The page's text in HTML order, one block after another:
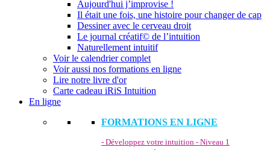
Aujourd'hui j’improvise !
Il était une fois, une histoire pour changer de cap
Dessiner avec le cerveau droit
Le journal créatif© de l’intuition
Naturellement intuitif
Voir le calendrier complet
Voir aussi nos formations en ligne
Lire notre livre d'or
Carte cadeau iRiS Intuition
En ligne
FORMATIONS EN LIGNE
- Développez votre intuition - Niveau 1